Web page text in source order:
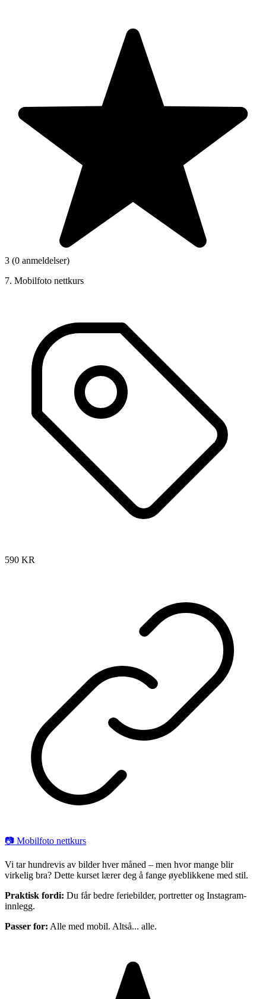
3 (0 anmeldelser)
7. Mobilfoto nettkurs
590 KR
📷 Mobilfoto nettkurs
Vi tar hundrevis av bilder hver måned – men hvor mange blir
virkelig bra? Dette kurset lærer deg å fange øyeblikkene med stil.
Praktisk fordi: Du får bedre feriebilder, portretter og Instagram-
innlegg.
Passer for: Alle med mobil. Altså... alle.